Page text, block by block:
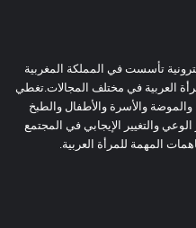
تأسست في المملكة المغربية
بشؤون المرأة العربية في مختلف المجالات.تغطي
والأسرة والأطفال والطبخ
والتغيير الإيجابي في المجتمع
المهمة للمرأة العربية.